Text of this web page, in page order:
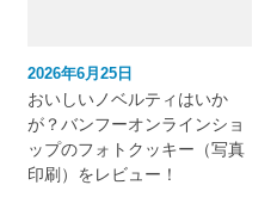
2026年6月25日
おいしいノベルティはいか
が？バンフーオンラインショ
ップのフォトクッキー（写真
印刷）をレビュー！